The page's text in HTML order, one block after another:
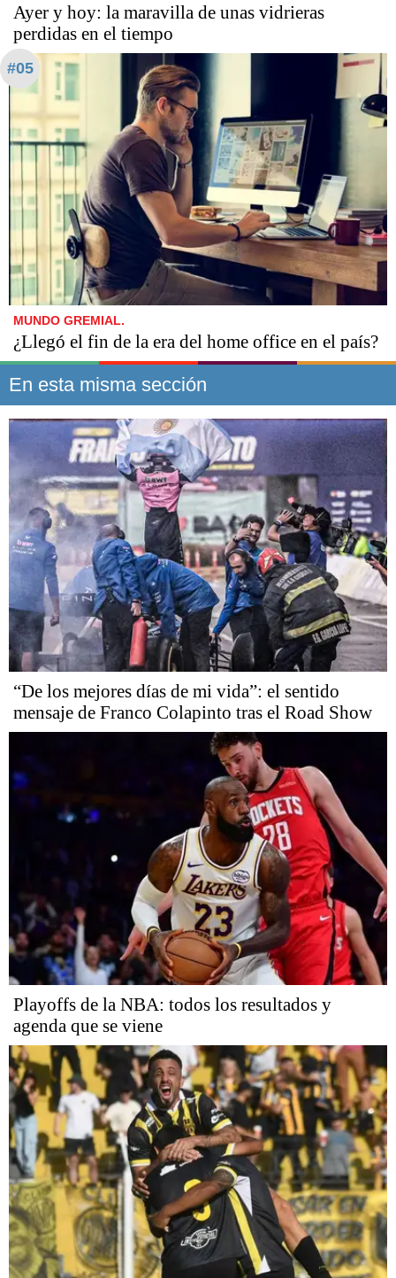
Ayer y hoy: la maravilla de unas vidrieras
perdidas en el tiempo
#05
MUNDO GREMIAL.
¿Llegó el fin de la era del home office en el país?
En esta misma sección
“De los mejores días de mi vida”: el sentido
mensaje de Franco Colapinto tras el Road Show
Playoffs de la NBA: todos los resultados y
agenda que se viene